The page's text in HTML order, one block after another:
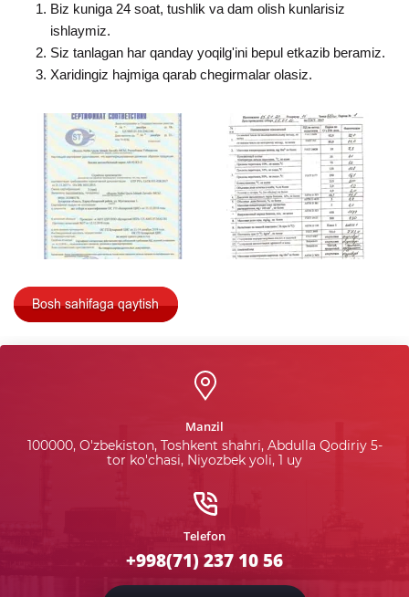
Biz kuniga 24 soat, tushlik va dam olish kunlarisiz
ishlaymiz.
Siz tanlagan har qanday yoqilg'ini bepul etkazib beramiz.
Xaridingiz hajmiga qarab chegirmalar olasiz.
Manzil
100000, O'zbekiston, Toshkent shahri, Abdulla Qodiriy 5-
tor ko'chasi, Niyozbek yoli, 1 uy
Telefon
+998(71) 237 10 56